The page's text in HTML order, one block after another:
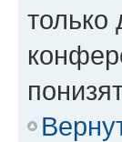
только